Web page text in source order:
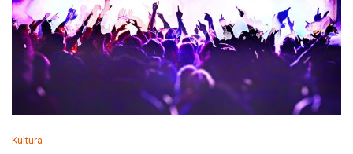
Kultura